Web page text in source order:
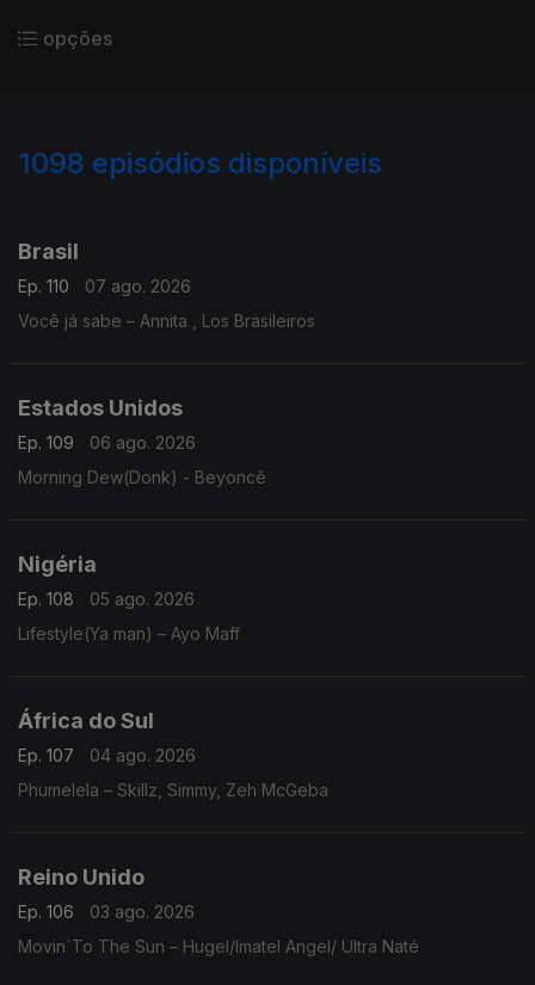
opções
1098 episódios disponíveis
Brasil
Ep. 110
07 ago. 2026
Você já sabe – Annita , Los Brasileiros
Estados Unidos
Ep. 109
06 ago. 2026
Morning Dew(Donk) - Beyoncê
Nigéria
Ep. 108
05 ago. 2026
Lifestyle(Ya man) – Ayo Maff
África do Sul
Ep. 107
04 ago. 2026
Phumelela – Skillz, Simmy, Zeh McGeba
Reino Unido
Ep. 106
03 ago. 2026
Movin´To The Sun – Hugel/Imatel Angel/ Ultra Naté